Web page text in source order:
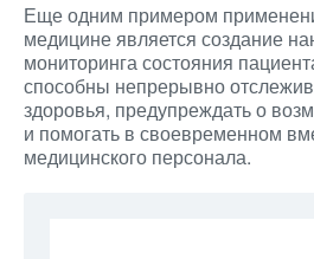
Еще одним примером
медицине является создание
мониторинга состояния
способны непрерывно
здоровья, предупреждать о
и помогать в своевременном
медицинского персонала.